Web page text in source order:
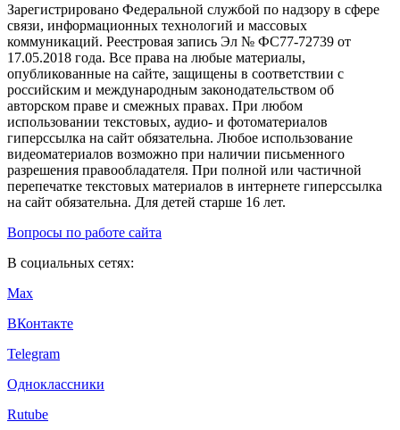
Зарегистрировано Федеральной службой по надзору в сфере
связи, информационных технологий и массовых
коммуникаций. Реестровая запись Эл № ФС77-72739 от
17.05.2018 года. Все права на любые материалы,
опубликованные на сайте, защищены в соответствии с
российским и международным законодательством об
авторском праве и смежных правах. При любом
использовании текстовых, аудио- и фотоматериалов
гиперссылка на сайт обязательна. Любое использование
видеоматериалов возможно при наличии письменного
разрешения правообладателя. При полной или частичной
перепечатке текстовых материалов в интернете гиперссылка
на сайт обязательна. Для детей старше 16 лет.
Вопросы по работе сайта
В социальных сетях:
Max
ВКонтакте
Telegram
Одноклассники
Rutube